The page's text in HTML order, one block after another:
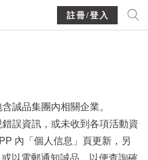
註冊/登入
誠品集團內相關企業。
誤資訊，或未收到各項活動資
內「個人信息」頁更新，另
以電郵通知誠品，以便查詢確